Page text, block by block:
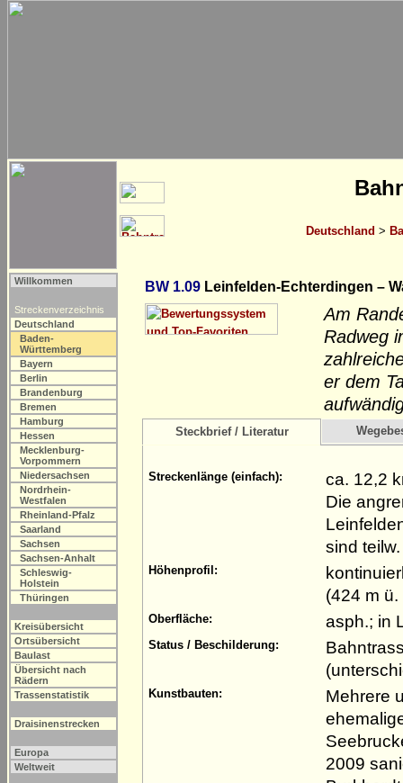
Deutschland >
Willkommen
Streckenverzeichnis
Deutschland
Baden-
Württemberg
Bayern
Berlin
Brandenburg
Bremen
Hamburg
Hessen
Mecklenburg-
Vorpommern
Niedersachsen
Nordrhein-
Westfalen
Rheinland-Pfalz
Saarland
Sachsen
Sachsen-Anhalt
Schleswig-
Holstein
Thüringen
Kreisübersicht
Ortsübersicht
Baulast
Übersicht nach
Rädern
Trassenstatistik
Draisinenstrecken
Europa
Weltweit
BW 1.09 Leinfelden-Echterdingen –
Am
Radweg
er dem
Steckbrief / Literatur
Streckenlänge (einfach):
ca. 12,2
Die
sind
Höhenprofil:
(424 m
Oberfläche: asph.; in
Status / Beschilderung:
Kunstbauten:
Mehrere
2009